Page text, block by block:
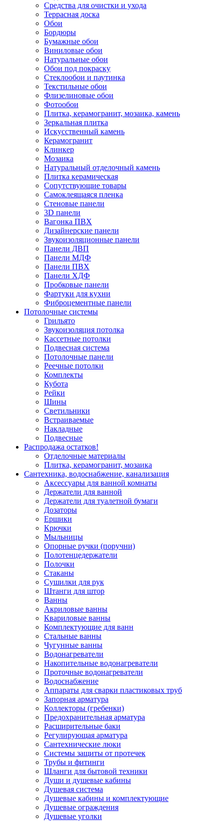
Средства для очистки и ухода
Террасная доска
Обои
Бордюры
Бумажные обои
Виниловые обои
Натуральные обои
Обои под покраску
Стеклообои и паутинка
Текстильные обои
Флизелиновые обои
Фотообои
Плитка, керамогранит, мозаика, камень
Зеркальная плитка
Искусственный камень
Керамогранит
Клинкер
Мозаика
Натуральный отделочный камень
Плитка керамическая
Сопутствующие товары
Самоклеящаяся пленка
Стеновые панели
3D панели
Вагонка ПВХ
Дизайнерские панели
Звукоизоляционные панели
Панели ДВП
Панели МДФ
Панели ПВХ
Панели ХДФ
Пробковые панели
Фартуки для кухни
Фиброцементные панели
Потолочные системы
Грильято
Звукоизоляция потолка
Кассетные потолки
Подвесная система
Потолочные панели
Реечные потолки
Комплекты
Кубота
Рейки
Шины
Светильники
Встраиваемые
Накладные
Подвесные
Распродажа остатков!
Отделочные материалы
Плитка, керамогранит, мозаика
Сантехника, водоснабжение, канализация
Аксессуары для ванной комнаты
Держатели для ванной
Держатели для туалетной бумаги
Дозаторы
Ершики
Крючки
Мыльницы
Опорные ручки (поручни)
Полотенцедержатели
Полочки
Стаканы
Сушилки для рук
Штанги для штор
Ванны
Акриловые ванны
Квариловые ванны
Комплектующие для ванн
Стальные ванны
Чугунные ванны
Водонагреватели
Накопительные водонагреватели
Проточные водонагреватели
Водоснабжение
Аппараты для сварки пластиковых труб
Запорная арматура
Коллекторы (гребенки)
Предохранительная арматура
Расширительные баки
Регулирующая арматура
Сантехнические люки
Системы защиты от протечек
Трубы и фитинги
Шланги для бытовой техники
Души и душевые кабины
Душевая система
Душевые кабины и комплектующие
Душевые ограждения
Душевые уголки